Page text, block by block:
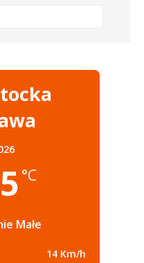
°C
Małe
14 Km/h